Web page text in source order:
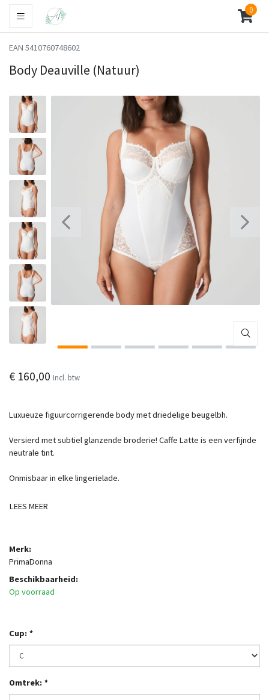
0
EAN 5410760748602
Body Deauville (Natuur)
€ 160,00 Incl. btw
Luxueuze figuurcorrigerende body met driedelige beugelbh.
Versierd met subtiel glanzende broderie! Caffe Latte is een verfijnde
neutrale tint.
Onmisbaar in elke lingerielade.
LEES MEER
Merk:
PrimaDonna
Beschikbaarheid:
Op voorraad
Cup: *
Omtrek: *